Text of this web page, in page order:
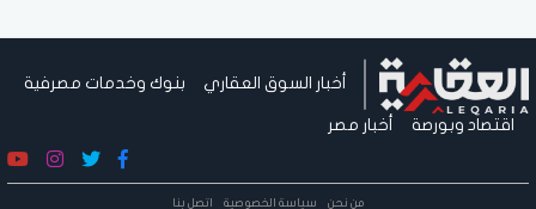
أخبار السوق العقاري بنوك وخدمات مصرفية
اقتصاد وبورصة أخبار مصر
من نحن سياسة الخصوصية اتصل بنا